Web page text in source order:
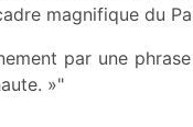
magnifique du
par une
»"